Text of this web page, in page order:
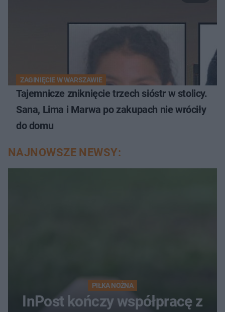
ZAGINIĘCIE W WARSZAWIE
Tajemnicze zniknięcie trzech sióstr w stolicy.
Sana, Lima i Marwa po zakupach nie wróciły
do domu
NAJNOWSZE NEWSY:
PIŁKA NOŻNA
InPost kończy współpracę z